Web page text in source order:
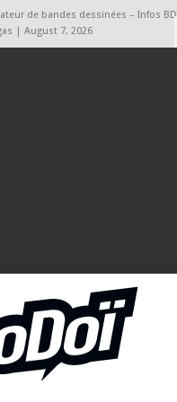
de bandes dessinées – Infos BD,
| August 7, 2026